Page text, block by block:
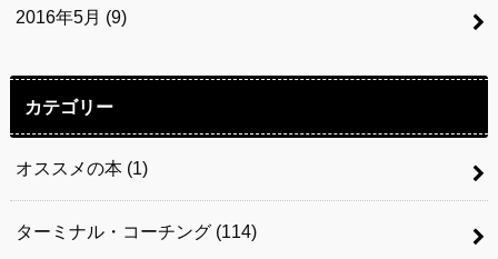
2016年5月 (9)
カテゴリー
オススメの本 (1)
ターミナル・コーチング (114)